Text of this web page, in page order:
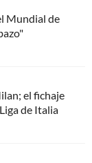
Mundial de
el fichaje
de Italia